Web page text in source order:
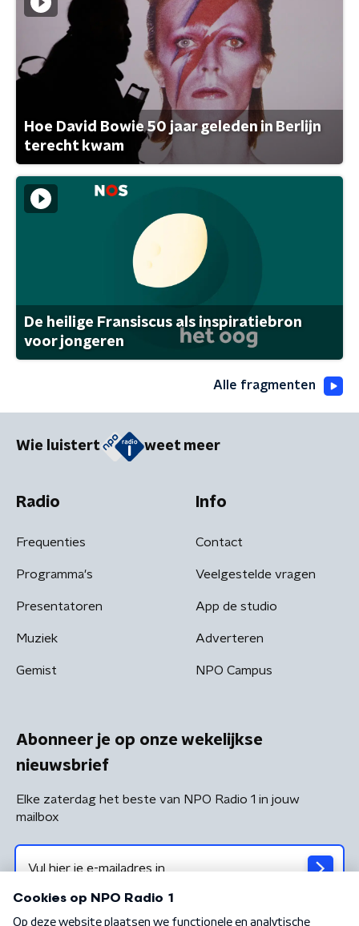
Hoe David Bowie 50 jaar geleden in Berlijn
terecht kwam
De heilige Fransiscus als inspiratiebron
voor jongeren
Alle fragmenten
Wie luistert weet meer
Radio
Frequenties
Programma's
Presentatoren
Muziek
Gemist
Info
Contact
Veelgestelde vragen
App de studio
Adverteren
NPO Campus
Abonneer je op onze wekelijkse
nieuwsbrief
Elke zaterdag het beste van NPO Radio 1 in jouw
mailbox